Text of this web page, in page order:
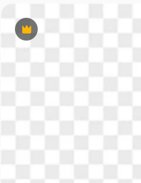
Premium